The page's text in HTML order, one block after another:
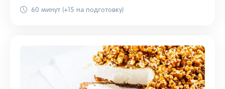
60 минут (+15 на подготовку)